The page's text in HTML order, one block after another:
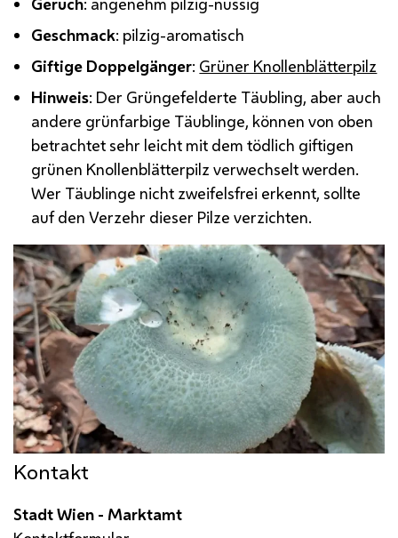
Geschmack: pilzig-aromatisch
Giftige Doppelgänger: Grüner Knollenblätterpilz
Hinweis: Der Grüngefelderte Täubling, aber auch
andere grünfarbige Täublinge, können von oben
betrachtet sehr leicht mit dem tödlich giftigen
grünen Knollenblätterpilz verwechselt werden.
Wer Täublinge nicht zweifelsfrei erkennt, sollte
auf den Verzehr dieser Pilze verzichten.
Kontakt
Stadt Wien - Marktamt